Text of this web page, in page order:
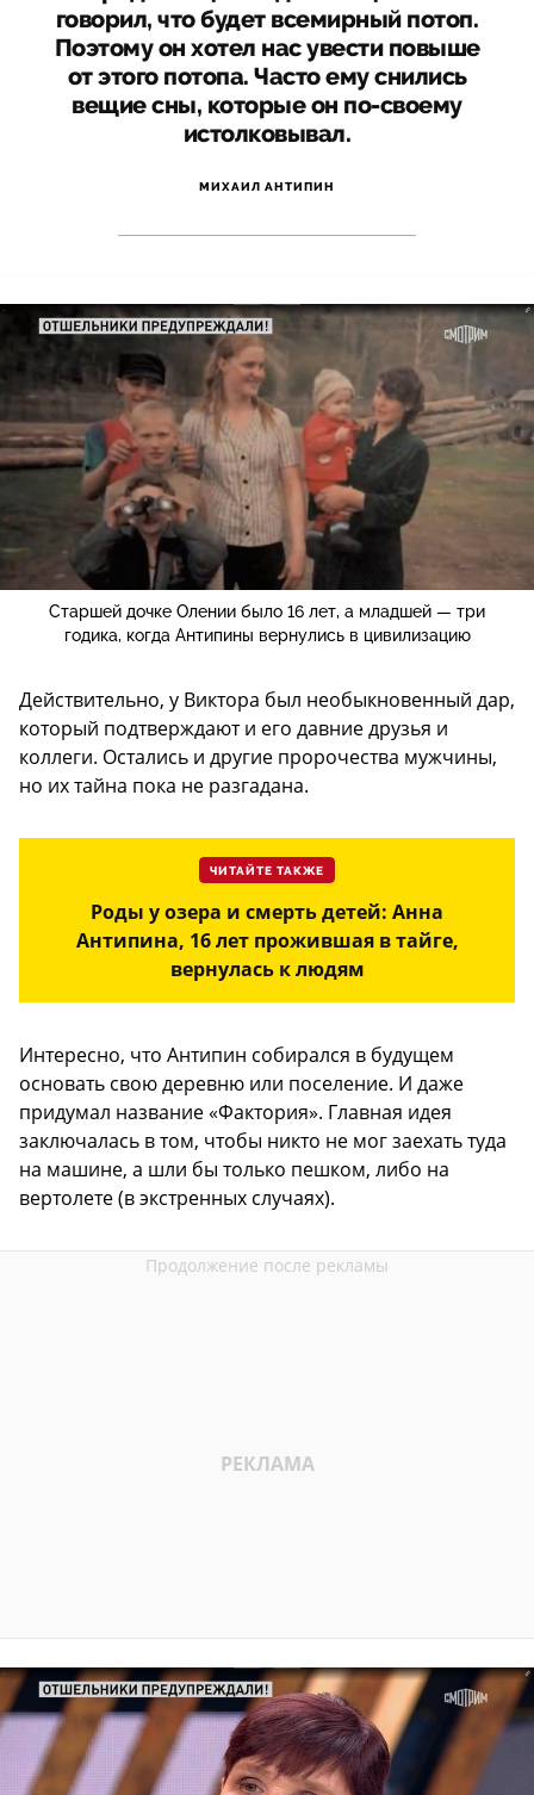
говорил, что будет всемирный потоп.
Поэтому он хотел нас увести повыше
от этого потопа. Часто ему снились
вещие сны, которые он по-своему
истолковывал.
МИХАИЛ АНТИПИН
Старшей дочке Олении было 16 лет, а младшей — три
годика, когда Антипины вернулись в цивилизацию
Действительно, у Виктора был необыкновенный дар,
который подтверждают и его давние друзья и
коллеги. Остались и другие пророчества мужчины,
но их тайна пока не разгадана.
ЧИТАЙТЕ ТАКЖЕ
Роды у озера и смерть детей: Анна
Антипина, 16 лет прожившая в тайге,
вернулась к людям
Интересно, что Антипин собирался в будущем
основать свою деревню или поселение. И даже
придумал название «Фактория». Главная идея
заключалась в том, чтобы никто не мог заехать туда
на машине, а шли бы только пешком, либо на
вертолете (в экстренных случаях).